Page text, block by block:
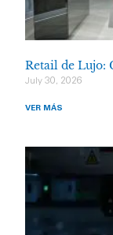
Retail de Lujo:
July 30, 2026
VER MÁS